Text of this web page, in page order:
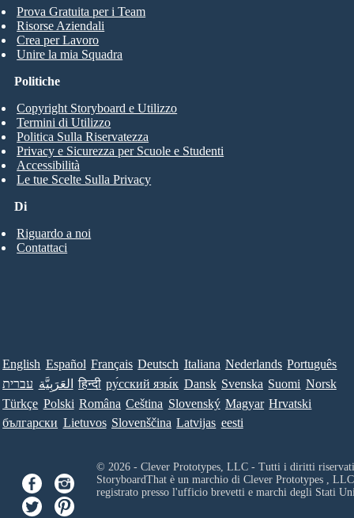
Prova Gratuita per i Team
Risorse Aziendali
Crea per Lavoro
Unire la mia Squadra
Di
Riguardo a noi
Contattaci
Politiche
Copyright Storyboard e Utilizzo
Termini di Utilizzo
Politica Sulla Riservatezza
Privacy e Sicurezza per Scuole e Studenti
Accessibilità
Le tue Scelte Sulla Privacy
English Español Français Deutsch Italiana Nederlands Português
עברית العَرَبِيَّة हिन्दी ру́сский язы́к Dansk Svenska Suomi Norsk
Türkçe Polski Româna Ceština Slovenský Magyar Hrvatski
български Lietuvos Slovenščina Latvijas eesti
© 2026 - Clever Prototypes, LLC - Tutti i diritti
StoryboardThat è un marchio di Clever Prototypes , LLC
registrato presso l'ufficio brevetti e marchi degli Stati